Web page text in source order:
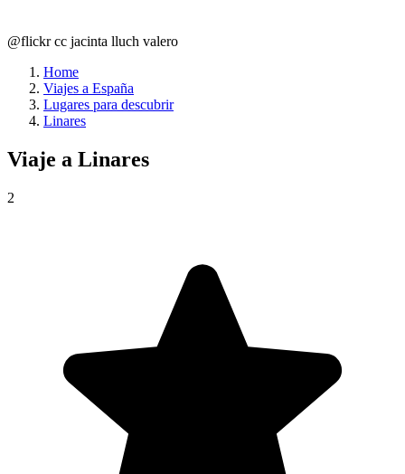
@flickr cc jacinta lluch valero
Home
Viajes a España
Lugares para descubrir
Linares
Viaje a Linares
2